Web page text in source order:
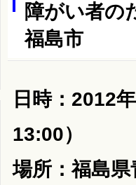
障がい者の
福島市
日時：2012
13:00）
場所：福島